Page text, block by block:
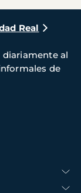
Real
al
de